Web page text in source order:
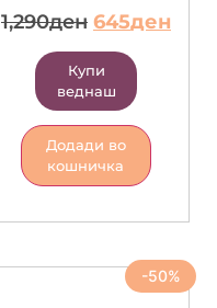
1,290ден 645ден
Купи
веднаш
Додади во
кошничка
-50%